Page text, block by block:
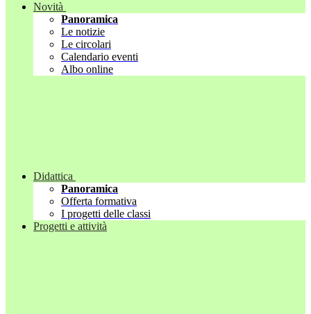
Novità
Panoramica
Le notizie
Le circolari
Calendario eventi
Albo online
Didattica
Panoramica
Offerta formativa
I progetti delle classi
Progetti e attività